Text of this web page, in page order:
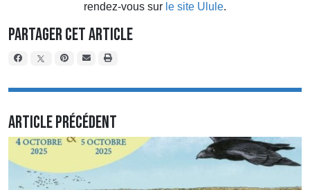
rendez-vous sur le site Ulule.
Partager cet article
Article précédent